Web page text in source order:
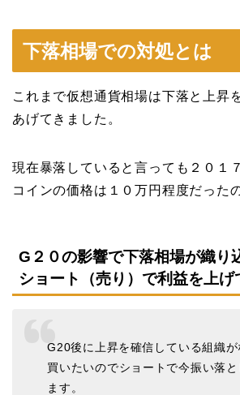
下落相場での対処とは
これまで仮想通貨相場は下落と上昇
あげてきました。
現在暴落していると言っても２０１
コインの価格は１０万円程度だった
G２０の影響で下落相場が織り
ショート（売り）で利益を上げ
G20後に上昇を確信している組織が
買いたいのでショートで今振い落
ます。